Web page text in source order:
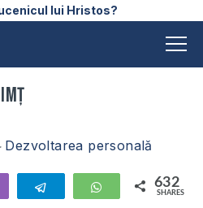
lui Hristos?
Dezvoltarea personală
Telegram WhatsApp
632
SHARES